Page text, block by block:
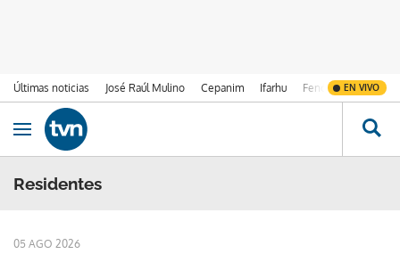
Últimas noticias José Raúl Mulino Cepanim Ifarhu Fenómeno de El
EN VIVO
Ir al contenido
Obrir navegació
Residentes
05 AGO 2026